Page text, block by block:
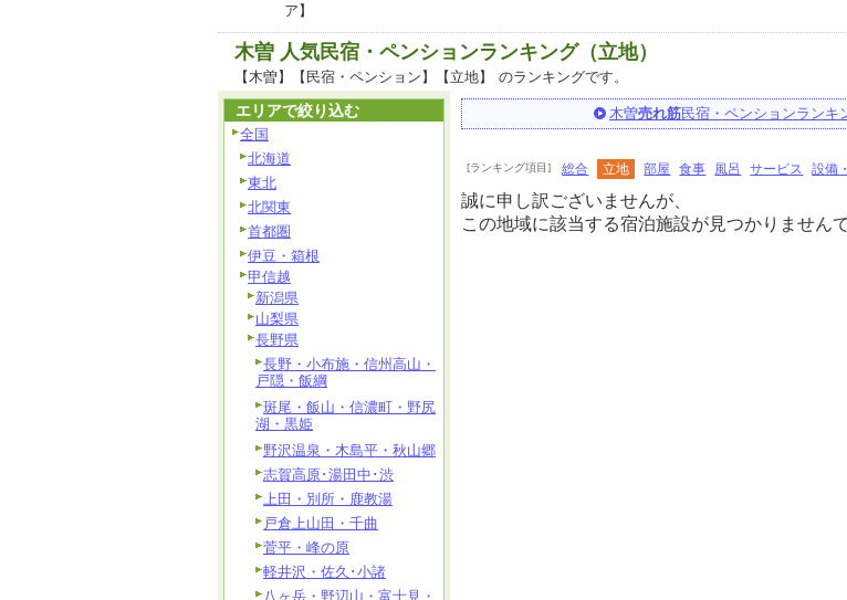
ア】
木曽 人気民宿・ペンションランキング（立地）
【木曽】【民宿・ペンション】【立地】 のランキングです。
木曽売れ筋民宿・ペンションランキ
[ランキング項目] 総合 立地 部屋 食事 風呂 サービス 設備
誠に申し訳ございませんが、
この地域に該当する宿泊施設が見つかりませんで
エリアで絞り込む
全国
北海道
東北
北関東
首都圏
伊豆・箱根
甲信越
新潟県
山梨県
長野県
長野・小布施・信州高山・
戸隠・飯綱
斑尾・飯山・信濃町・野尻
湖・黒姫
野沢温泉・木島平・秋山郷
志賀高原･湯田中･渋
上田・別所・鹿教湯
戸倉上山田・千曲
菅平・峰の原
軽井沢・佐久･小諸
八ヶ岳・野辺山・富士見・